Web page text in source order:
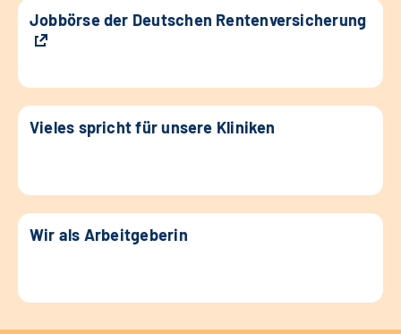
Jobbörse der Deutschen Rentenversicherung
Vieles spricht für unsere Kliniken
Wir als Arbeitgeberin